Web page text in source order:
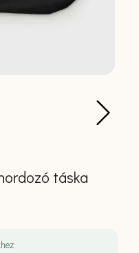
táska